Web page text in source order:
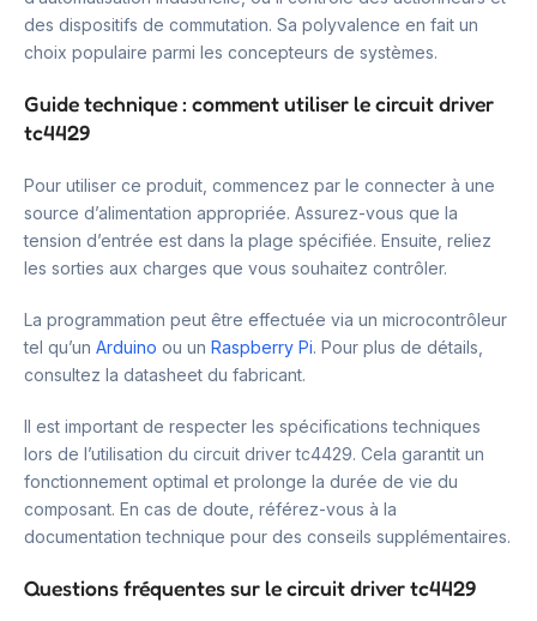
des dispositifs de commutation. Sa polyvalence en fait un
choix populaire parmi les concepteurs de systèmes.
Guide technique : comment utiliser le circuit driver
tc4429
Pour utiliser ce produit, commencez par le connecter à une
source d’alimentation appropriée. Assurez-vous que la
tension d’entrée est dans la plage spécifiée. Ensuite, reliez
les sorties aux charges que vous souhaitez contrôler.
La programmation peut être effectuée via un microcontrôleur
tel qu’un Arduino ou un Raspberry Pi. Pour plus de détails,
consultez la datasheet du fabricant.
Il est important de respecter les spécifications techniques
lors de l’utilisation du circuit driver tc4429. Cela garantit un
fonctionnement optimal et prolonge la durée de vie du
composant. En cas de doute, référez-vous à la
documentation technique pour des conseils supplémentaires.
Questions fréquentes sur le circuit driver tc4429